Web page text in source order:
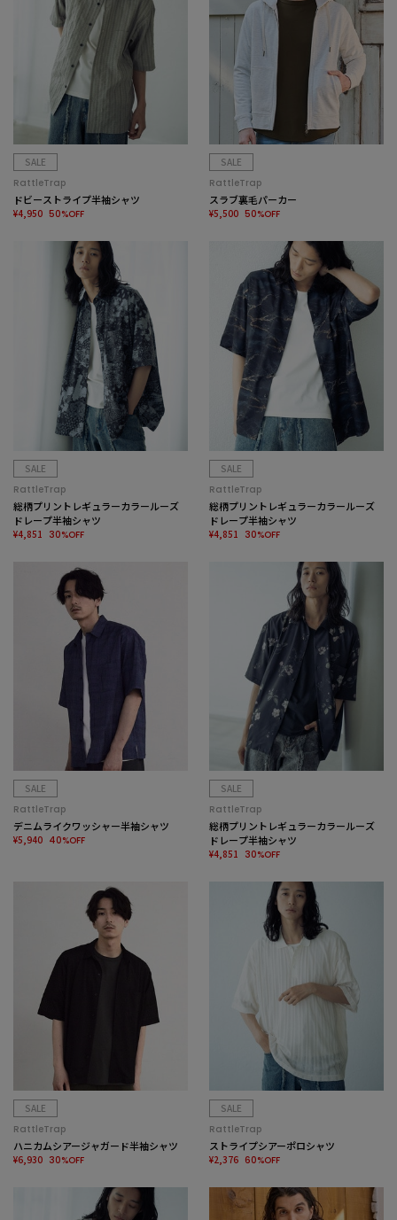
SALE
RattleTrap
ドビーストライプ半袖シャツ
¥4,950 50%OFF
SALE
RattleTrap
スラブ裏毛パーカー
¥5,500 50%OFF
SALE
RattleTrap
総柄プリントレギュラーカラールーズ
ドレープ半袖シャツ
¥4,851 30%OFF
SALE
RattleTrap
総柄プリントレギュラーカラールーズ
ドレープ半袖シャツ
¥4,851 30%OFF
SALE
RattleTrap
デニムライクワッシャー半袖シャツ
¥5,940 40%OFF
SALE
RattleTrap
総柄プリントレギュラーカラールーズ
ドレープ半袖シャツ
¥4,851 30%OFF
SALE
RattleTrap
ハニカムシアージャガード半袖シャツ
¥6,930 30%OFF
SALE
RattleTrap
ストライプシアーポロシャツ
¥2,376 60%OFF